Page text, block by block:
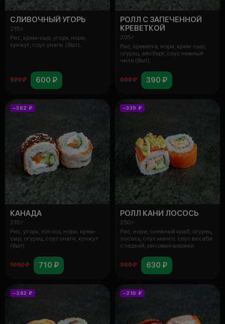
СЛИВОЧНЫЙ УГОРЬ
215 г
Рис, крем-сыр, угорь, нори,
кунжут, соус унаги. (8шт).
923 ₽ 600 ₽
РОЛЛ С ЗАПЕЧЕННОЙ
КРЕВЕТКОЙ
205 г
Рис, креветка, нори, крем-сыр,
огурец, айсберг, соус нежный
чили (8шт).
600 ₽ 390 ₽
−382 ₽
КАНАДА
215 г
Рис, угорь, лосось, нори, крем-
сыр, огурец, соус унаги, кунжут
(8шт).
1092 ₽ 710 ₽
−339 ₽
РОЛЛ КАНИ ЛОСОСЬ
250 г
Рис, нори, снежный краб, огурец,
лосось, соус манго, соус васаби
сладкий, рисовые шарики.
969 ₽ 630 ₽
−242 ₽ −210 ₽